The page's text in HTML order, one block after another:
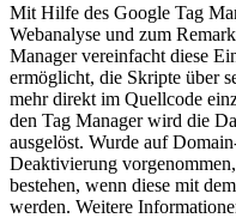
Mit Hilfe des Google Tag
Webanalyse und zum
Manager vereinfacht diese
ermöglicht, die Skripte über
mehr direkt im Quellcode
den Tag Manager wird die
ausgelöst. Wurde auf
Deaktivierung
bestehen, wenn diese mit
werden. Weitere